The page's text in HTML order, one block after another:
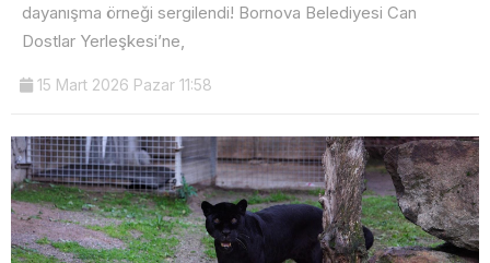
dayanışma örneği sergilendi! Bornova Belediyesi Can
Dostlar Yerleşkesi’ne,
15 Mart 2026 Pazar 11:58